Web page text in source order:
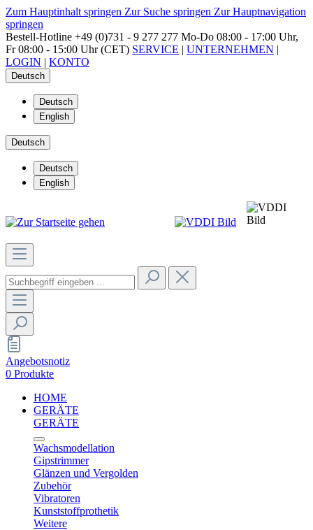
Zum Hauptinhalt springen Zur Suche springen Zur Hauptnavigation
springen
Bestell-Hotline +49 (0)731 - 9 277 277 Mo-Do 08:00 - 17:00 Uhr,
Fr 08:00 - 15:00 Uhr (CET) SERVICE | UNTERNEHMEN |
LOGIN | KONTO
Deutsch
Deutsch
English
Deutsch
Deutsch
English
Angebotsnotiz
0 Produkte
HOME
GERÄTE
GERÄTE
Wachsmodellation
Gipstrimmer
Glänzen und Vergolden
Zubehör
Vibratoren
Kunststoffprothetik
Weitere